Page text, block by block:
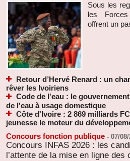
Sous les
les Forces
offrent un
Retour d’Hervé Renard : un
rêver les Ivoiriens
Code de l'eau : le
de l'eau à usage domestique
Côte d'Ivoire : 2 869 milliards
jeunesse le moteur du
Concours fonction publique - 07/
Concours INFAS 2026 : les
l’attente de la mise en ligne des